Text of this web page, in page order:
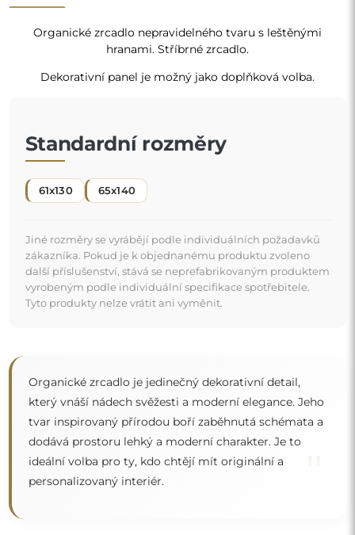
Organické zrcadlo je jedinečný dekorativní detail,
personalizovaný interiér.
Zrcadlo na individuální objednávku
Pokud jste nenašli požadovaný rozměr zrcadla nebo
potřebujete jiné rozdělení, kontaktujte nás telefonicky
Doporučujeme zaslat poptávku spolu s projektem na
e-mailovou adresu: zrcadla@alfaram.cz.